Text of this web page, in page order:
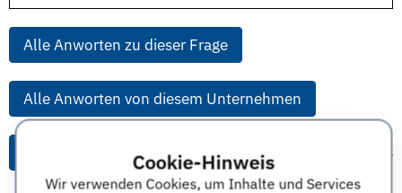
Cookie-Hinweis
Wir verwenden Cookies, um Inhalte und Services
Alle Anworten zu dieser Frage
Alle Anworten von diesem Unternehmen
Alle Themen & Expertentipps